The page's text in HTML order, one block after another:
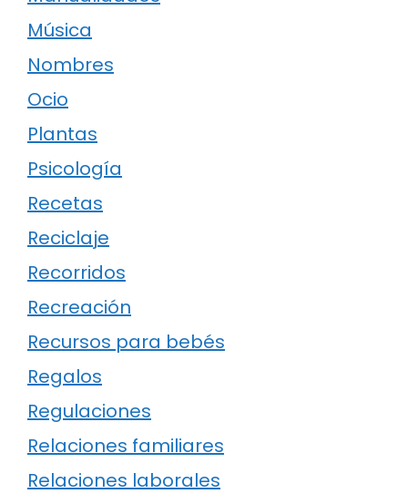
Música
Nombres
Ocio
Plantas
Psicología
Recetas
Reciclaje
Recorridos
Recreación
Recursos para bebés
Regalos
Regulaciones
Relaciones familiares
Relaciones laborales